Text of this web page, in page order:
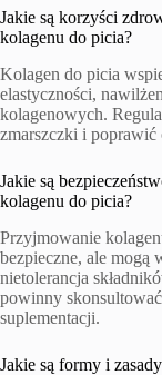
Jakie są korzyści
kolagenu do picia?
Kolagen do picia
elastyczności,
kolagenowych.
zmarszczki i
Jakie są
kolagenu do picia?
Przyjmowanie
bezpieczne, ale mogą
nietolerancja
powinny
suplementacji.
Jakie są formy i